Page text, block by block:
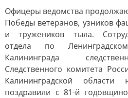
Офицеры ведомства
Победы ветеранов, узников
и тружеников тыла.
отдела по
Калининграда
Следственного комитета
Калининградской
поздравили с 81-й